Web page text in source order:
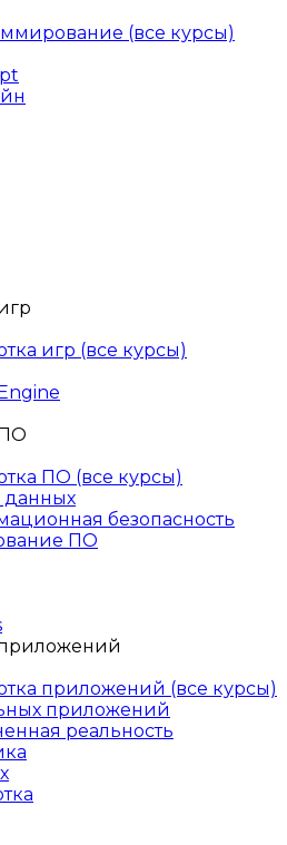
(все курсы)
игр (все курсы)
ПО (все курсы)
данных
безопасность
ПО
приложений
приложений (все курсы)
приложений
реальность